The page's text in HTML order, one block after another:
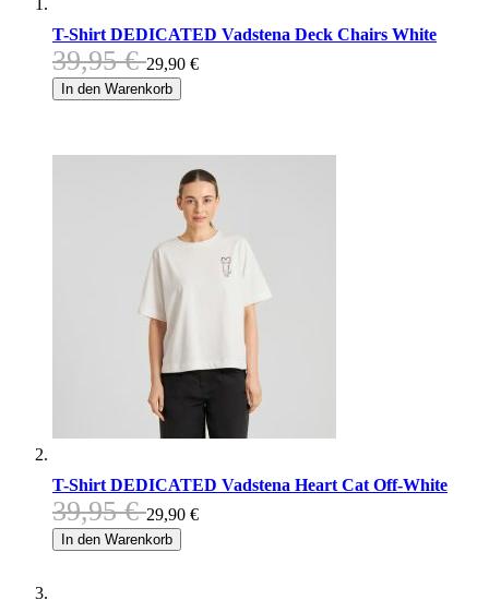
T-Shirt DEDICATED Vadstena Deck Chairs White
39,95 € 29,90 €
In den Warenkorb
T-Shirt DEDICATED Vadstena Heart Cat Off-White
39,95 € 29,90 €
In den Warenkorb